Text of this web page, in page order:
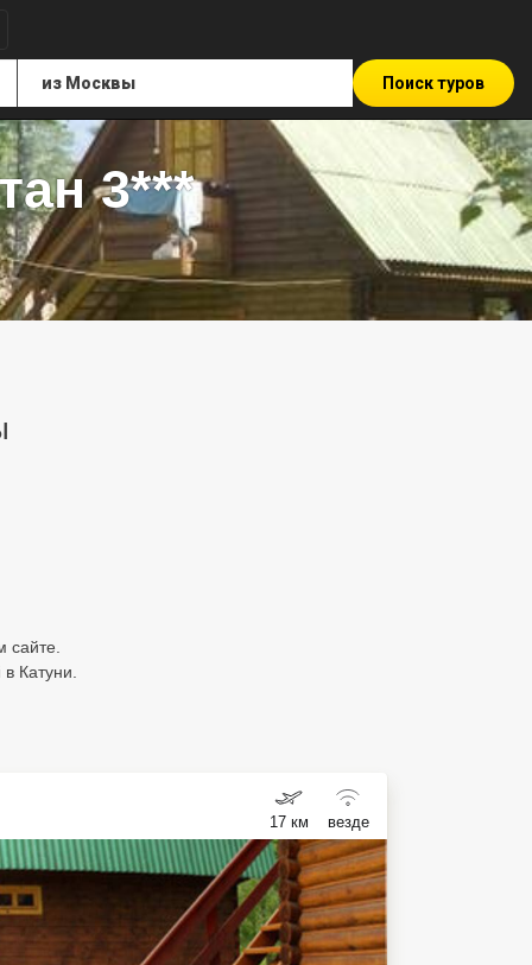
Поиск туров
3***
сайте.
Катуни.
17 км везде